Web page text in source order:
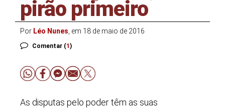
pirão primeiro
Por Léo Nunes , em 18 de maio de 2016
Comentar (1)
As disputas pelo poder têm as suas